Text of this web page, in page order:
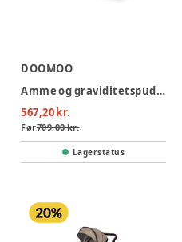
DOOMOO
Amme og graviditetspude - Svampe
567,20 kr.
Før709,00 kr.
Lagerstatus